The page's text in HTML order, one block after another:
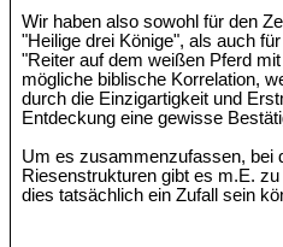
Wir haben also sowohl für den
"Heilige drei Könige", als auch
"Reiter auf dem weißen Pferd
mögliche biblische Korrelation,
durch die Einzigartigkeit und
Entdeckung eine gewisse
Um es zusammenzufassen, bei
Riesenstrukturen gibt es m.E.
dies tatsächlich ein Zufall sein